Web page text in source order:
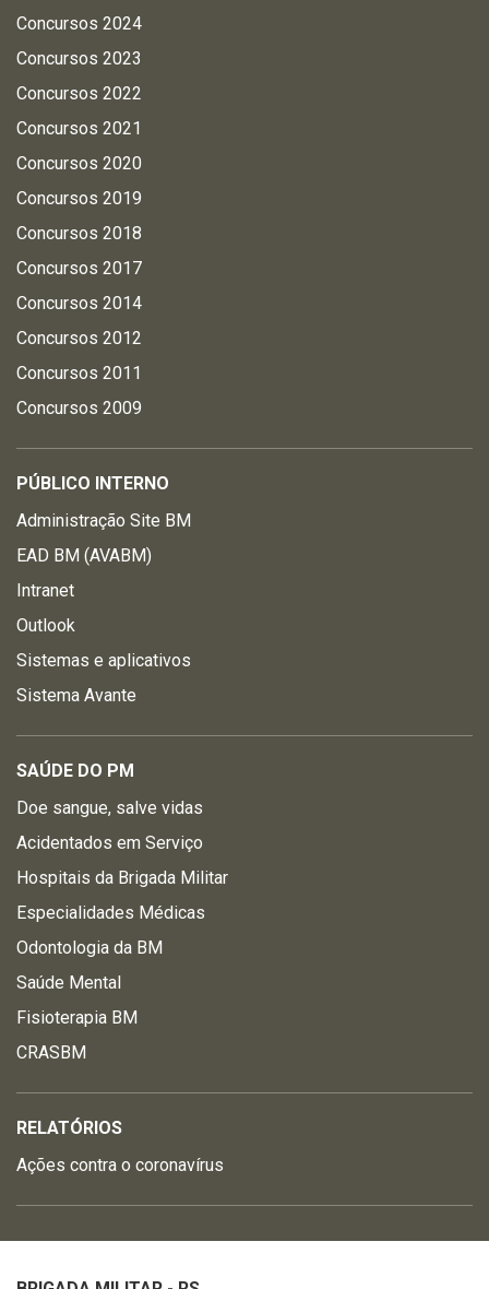
Concursos 2024
Concursos 2023
Concursos 2022
Concursos 2021
Concursos 2020
Concursos 2019
Concursos 2018
Concursos 2017
Concursos 2014
Concursos 2012
Concursos 2011
Concursos 2009
PÚBLICO INTERNO
Administração Site BM
EAD BM (AVABM)
Intranet
Outlook
Sistemas e aplicativos
Sistema Avante
SAÚDE DO PM
Doe sangue, salve vidas
Acidentados em Serviço
Hospitais da Brigada Militar
Especialidades Médicas
Odontologia da BM
Saúde Mental
Fisioterapia BM
CRASBM
RELATÓRIOS
Ações contra o coronavírus